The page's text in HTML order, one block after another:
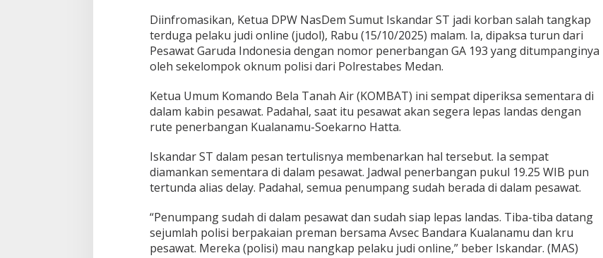
Diinfromasikan, Ketua DPW NasDem Sumut Iskandar ST jadi korban salah tangkap
terduga pelaku judi online (judol), Rabu (15/10/2025) malam. Ia, dipaksa turun dari
Pesawat Garuda Indonesia dengan nomor penerbangan GA 193 yang ditumpanginya
oleh sekelompok oknum polisi dari Polrestabes Medan.
Ketua Umum Komando Bela Tanah Air (KOMBAT) ini sempat diperiksa sementara di
dalam kabin pesawat. Padahal, saat itu pesawat akan segera lepas landas dengan
rute penerbangan Kualanamu-Soekarno Hatta.
Iskandar ST dalam pesan tertulisnya membenarkan hal tersebut. Ia sempat
diamankan sementara di dalam pesawat. Jadwal penerbangan pukul 19.25 WIB pun
tertunda alias delay. Padahal, semua penumpang sudah berada di dalam pesawat.
“Penumpang sudah di dalam pesawat dan sudah siap lepas landas. Tiba-tiba datang
sejumlah polisi berpakaian preman bersama Avsec Bandara Kualanamu dan kru
pesawat. Mereka (polisi) mau nangkap pelaku judi online,” beber Iskandar. (MAS)